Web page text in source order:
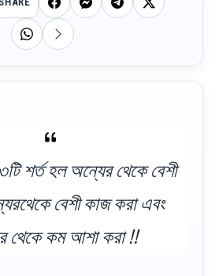
শর্ত হল অন্যের থেকে বেশী
বেশী কাজ করা এবং
থেকে কম আশা করা !!